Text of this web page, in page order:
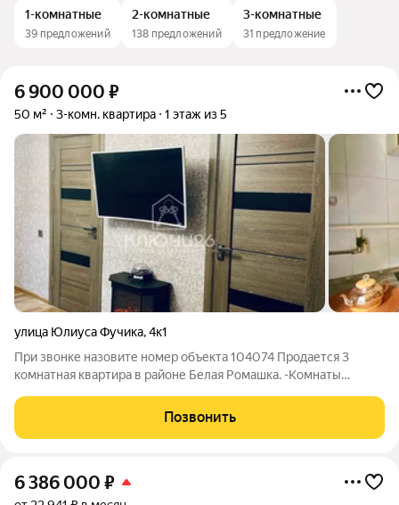
1-комнатные
39 предложений
2-комнатные
138 предложений
3-комнатные
31 предложение
6 900 000 ₽
50 м² 3-комн. квартира 1 этаж из 5
улица Юлиуса Фучика,4к1
При звонке назовите номер объекта 104074 Продается 3
комнатная квартира в районе Белая Ромашка. -Комнаты
установлены. -В пешей доступности транспорт, школа, детский
сад. Комсомольский парк.
Позвонить
6 386 000 ₽